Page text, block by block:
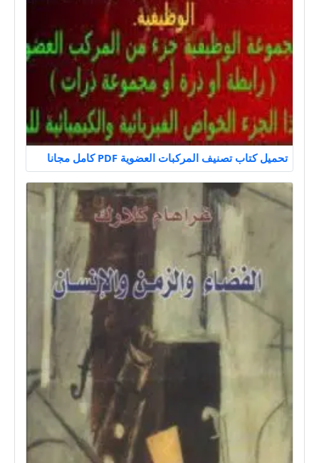
تحميل كتاب تصنيف المركبات العضوية PDF كامل مجانا